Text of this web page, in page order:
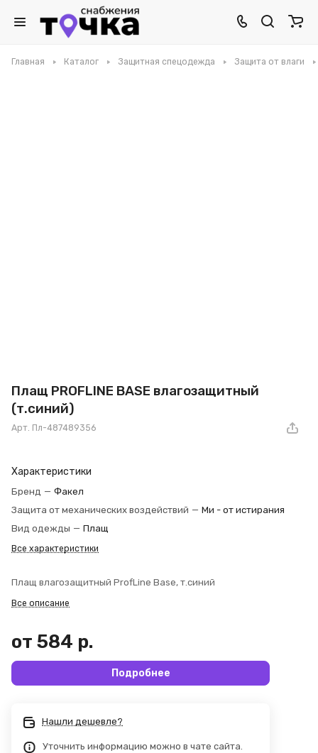
Главная Каталог Защитная спецодежда Защита от влаги
Плащ PROFLINE BASE влагозащитный
(т.синий)
Арт. Пл-487489356
Характеристики
Бренд — Факел
Защита от механических воздействий — Ми - от истирания
Вид одежды — Плащ
Все характеристики
Плащ влагозащитный ProfLine Base, т.синий
Все описание
от 584 р.
Подробнее
Нашли дешевле?
Уточнить информацию можно в чате сайта.